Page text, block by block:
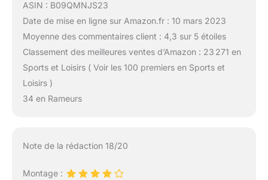
ASIN : B09QMNJS23
Date de mise en ligne sur Amazon.fr : 10 mars 2023
Moyenne des commentaires client : 4,3 sur 5 étoiles
Classement des meilleures ventes d’Amazon : 23 271 en
Sports et Loisirs ( Voir les 100 premiers en Sports et
Loisirs )
34 en Rameurs
Note de la rédaction 18/20
Montage :